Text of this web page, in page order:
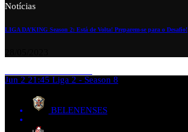
Notícias
LIGA DA’KING Season 2: Está de Volta! Preparem-se para o Desafio!
Jun 2 21:45 Liga 2 - Season 8
BELENENSES